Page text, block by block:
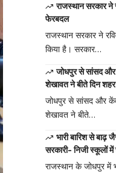
राजस्थान सरकार ने
फेरबदल
राजस्थान सरकार ने
किया है। सरकार…
जोधपुर से सांसद
शेखावत ने बीते दिन शहर
जोधपुर से सांसद और
शेखावत ने बीते…
भारी बारिश से
सरकारी- निजी स्कूलों
राजस्थान के जोधपुर में